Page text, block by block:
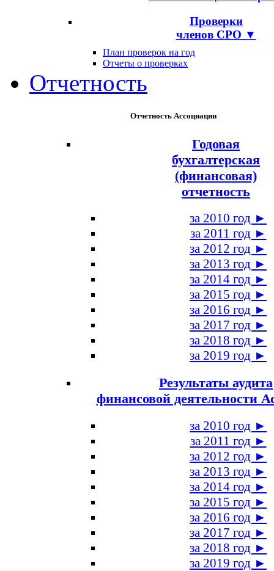
Проверки
членов СРО ▼
План проверок на год
Отчеты о проверках
Отчетность
Отчетность Ассоциации
Годовая
бухгалтерская
(финансовая)
отчетность
за 2010 год ►
за 2011 год ►
за 2012 год ►
за 2013 год ►
за 2014 год ►
за 2015 год ►
за 2016 год ►
за 2017 год ►
за 2018 год ►
за 2019 год ►
Результаты аудита
финансовой деятельности
за 2010 год ►
за 2011 год ►
за 2012 год ►
за 2013 год ►
за 2014 год ►
за 2015 год ►
за 2016 год ►
за 2017 год ►
за 2018 год ►
за 2019 год ►